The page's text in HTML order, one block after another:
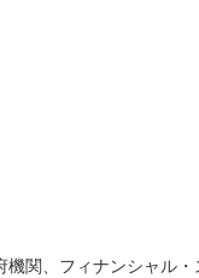
関、フィナンシャル